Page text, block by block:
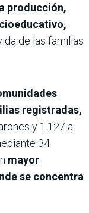
producción,
de las familias
registradas,
y 1.127 a
34
mayor
se concentra